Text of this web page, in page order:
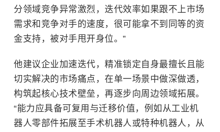
分领域竞争异常激烈，迭代效率如果跟不上市场
需求和竞争对手的速度，很可能拿不到同等的资
金支持，被对手甩开身位。”
他建议企业加速迭代，精准锁定自身最擅长且能
切实解决的市场痛点，在单一场景中做深做透，
构筑起核心技术壁垒，再逐步向周边领域拓展。
“能力应具备可复用与迁移价值，例如从工业机
器人零部件拓展至手术机器人或特种机器人，从